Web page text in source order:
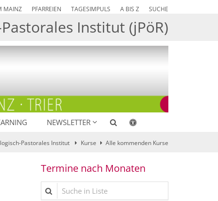
MAINZ PFARREIEN TAGESIMPULS A BIS Z SUCHE
Institut (jPöR)
NEWSLETTER
Pastorales Institut Kurse Alle kommenden Kurse
Termine nach Monaten
Suche in Liste